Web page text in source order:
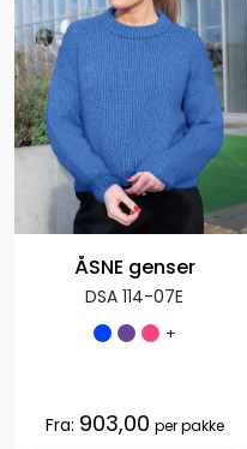
ÅSNE genser
DSA 114-07E
+
Fra: 903,00 per pakke